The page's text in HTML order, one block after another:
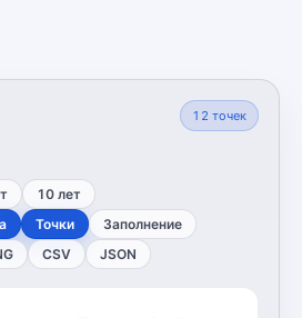
12 точек
10 лет
Точки Заполнение
CSV JSON